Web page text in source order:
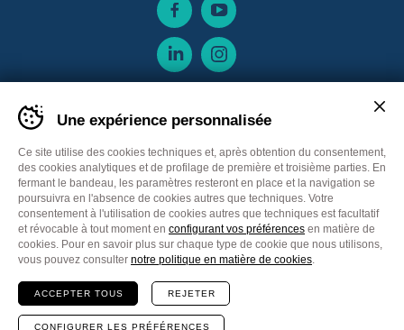
Sitemap Privacy policy
Cookie Policy
Cookie preferences
CGV France
CommunicationPlus Communications
SiteWeb MADE IN CIMA
Une expérience personnalisée
Ce site utilise des cookies techniques et, après obtention du consentement,
des cookies analytiques et de profilage de première et troisième parties. En
fermant le bandeau, les paramètres resteront en place et la navigation se
poursuivra en l'absence de cookies autres que techniques. Votre
consentement à l'utilisation de cookies autres que techniques est facultatif
et révocable à tout moment en configurant vos préférences en matière de
cookies. Pour en savoir plus sur chaque type de cookie que nous utilisons,
vous pouvez consulter notre politique en matière de cookies.
ACCEPTER TOUS REJETER
CONFIGURER LES PRÉFÉRENCES